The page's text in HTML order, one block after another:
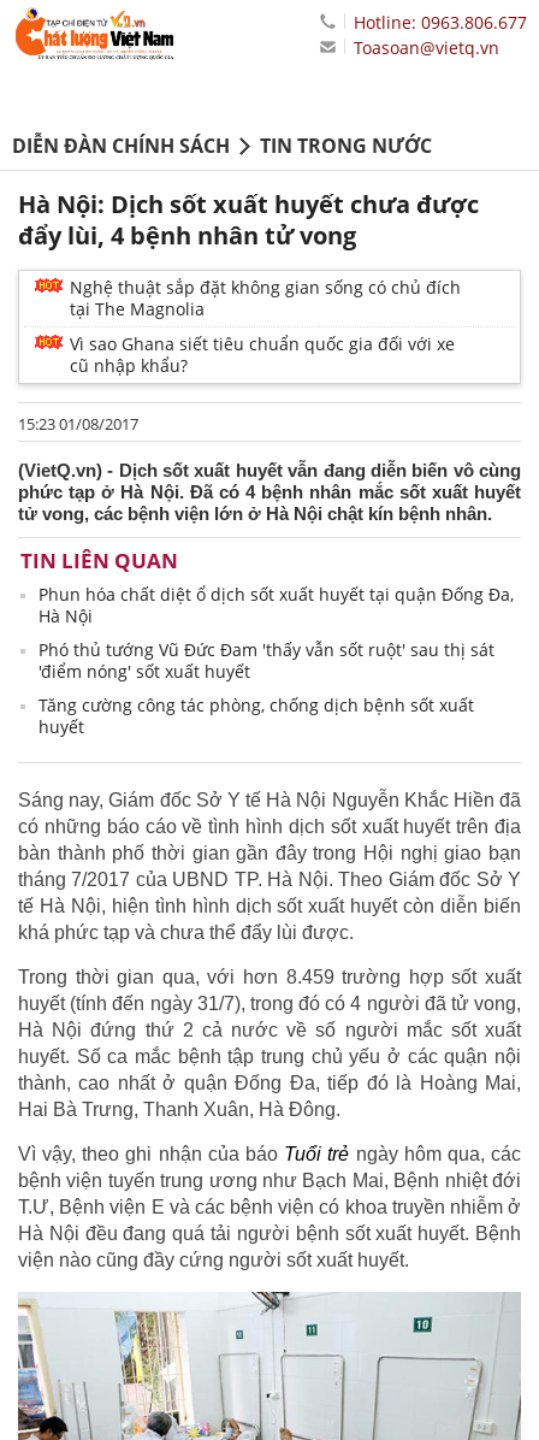
Hotline: 0963.806.677
Toasoan@vietq.vn
DIỄN ĐÀN CHÍNH SÁCH TIN TRONG NƯỚC
Hà Nội: Dịch sốt xuất huyết chưa được
đẩy lùi, 4 bệnh nhân tử vong
Nghệ thuật sắp đặt không gian sống có chủ đích
tại The Magnolia
Vì sao Ghana siết tiêu chuẩn quốc gia đối với xe
cũ nhập khẩu?
15:23 01/08/2017
(VietQ.vn) - Dịch sốt xuất huyết vẫn đang diễn biến vô cùng
phức tạp ở Hà Nội. Đã có 4 bệnh nhân mắc sốt xuất huyết
tử vong, các bệnh viện lớn ở Hà Nội chật kín bệnh nhân.
TIN LIÊN QUAN
Phun hóa chất diệt ổ dịch sốt xuất huyết tại quận Đống Đa,
Hà Nội
Phó thủ tướng Vũ Đức Đam 'thấy vẫn sốt ruột' sau thị sát
'điểm nóng' sốt xuất huyết
Tăng cường công tác phòng, chống dịch bệnh sốt xuất
huyết
Sáng nay, Giám đốc Sở Y tế Hà Nội Nguyễn Khắc Hiền đã
có những báo cáo về tình hình dịch sốt xuất huyết trên địa
bàn thành phố thời gian gần đây trong Hội nghị giao bạn
tháng 7/2017 của UBND TP. Hà Nội. Theo Giám đốc Sở Y
tế Hà Nội, hiện tình hình dịch sốt xuất huyết còn diễn biến
khá phức tạp và chưa thể đẩy lùi được.
Trong thời gian qua, với hơn 8.459 trường hợp sốt xuất
huyết (tính đến ngày 31/7), trong đó có 4 người đã tử vong,
Hà Nội đứng thứ 2 cả nước về số người mắc sốt xuất
huyết. Số ca mắc bệnh tập trung chủ yếu ở các quận nội
thành, cao nhất ở quận Đống Đa, tiếp đó là Hoàng Mai,
Hai Bà Trưng, Thanh Xuân, Hà Đông.
Vì vậy, theo ghi nhận của báo Tuổi trẻ ngày hôm qua, các
bệnh viện tuyến trung ương như Bạch Mai, Bệnh nhiệt đới
T.Ư, Bệnh viện E và các bệnh viện có khoa truyền nhiễm ở
Hà Nội đều đang quá tải người bệnh sốt xuất huyết. Bệnh
viện nào cũng đầy cứng người sốt xuất huyết.